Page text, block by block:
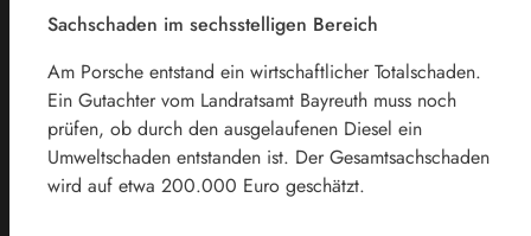
Sachschaden im sechsstelligen Bereich
Am Porsche entstand ein wirtschaftlicher Totalschaden.
Ein Gutachter vom Landratsamt Bayreuth muss noch
prüfen, ob durch den ausgelaufenen Diesel ein
Umweltschaden entstanden ist. Der Gesamtsachschaden
wird auf etwa 200.000 Euro geschätzt.